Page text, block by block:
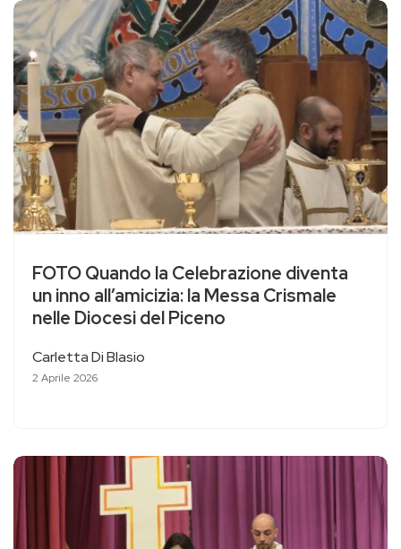
FOTO Quando la Celebrazione diventa
un inno all’amicizia: la Messa Crismale
nelle Diocesi del Piceno
Carletta Di Blasio
2 Aprile 2026